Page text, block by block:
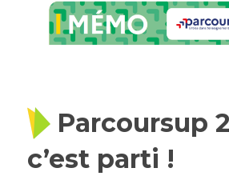
Parcoursup
c’est parti !